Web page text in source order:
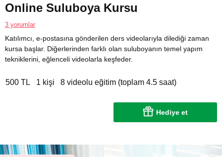
Online Suluboya Kursu
3 yorumlar
Katılımcı, e-postasına gönderilen ders videolarıyla dilediği zaman
kursa başlar. Diğerlerinden farklı olan suluboyanın temel yapım
tekniklerini, eğlenceli videolarla keşfeder.
500 TL 1 kişi 8 videolu eğitim (toplam 4.5 saat)
Hediye et